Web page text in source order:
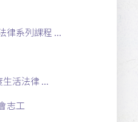
律系列課程 ...
生活法律 ...
志工